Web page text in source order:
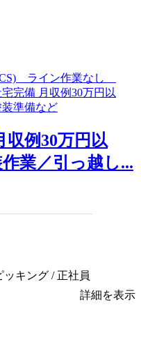
収例30万円以
業／引っ越し...
キング / 正社員
詳細を表示